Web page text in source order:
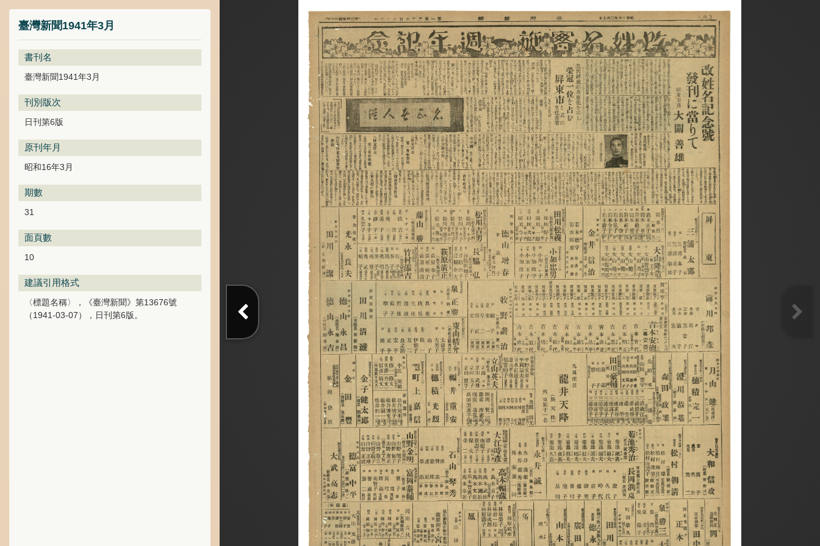
臺灣新聞1941年3月
書刊名
臺灣新聞1941年3月
刊別版次
日刊第6版
原刊年月
昭和16年3月
期數
31
面頁數
10
建議引用格式
〈標題名稱〉，《臺灣新聞》第13676號
（1941-03-07），日刊第6版。